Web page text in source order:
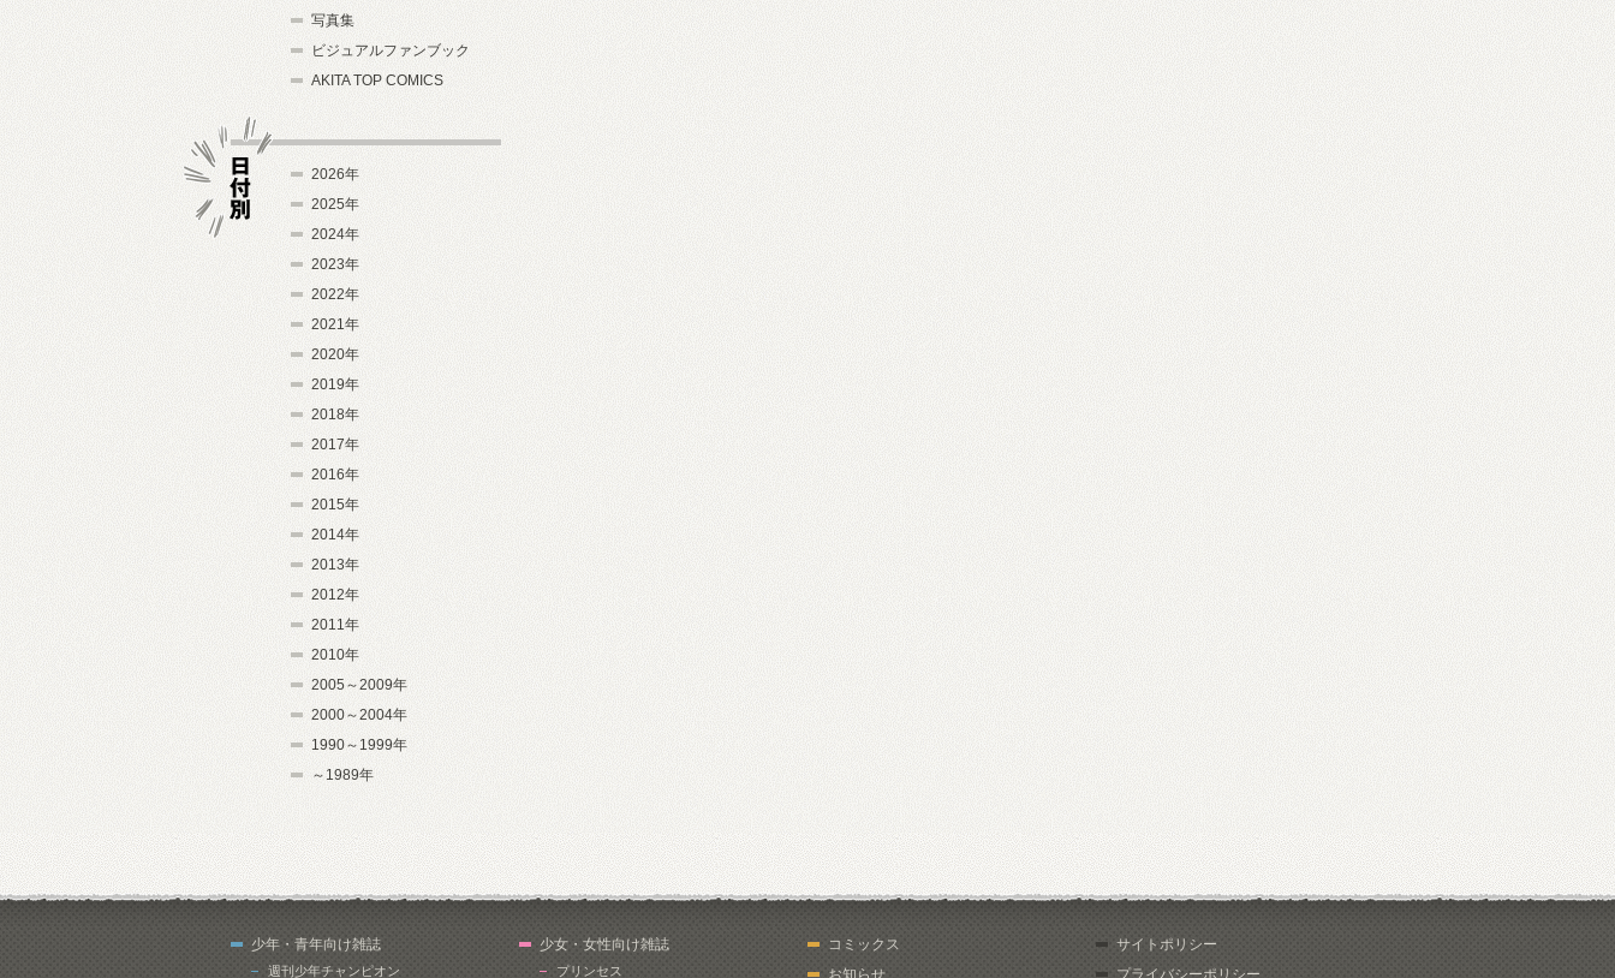
写真集
ビジュアルファンブック
AKITA TOP COMICS
2026年
2025年
2024年
2023年
2022年
2021年
2020年
2019年
2018年
2017年
2016年
2015年
2014年
2013年
2012年
2011年
2010年
2005～2009年
2000～2004年
1990～1999年
～1989年
少年・青年向け雑誌
週刊少年チャンピオン
少女・女性向け雑誌
プリンセス
コミックス
お知らせ
サイトポリシー
プライバシーポリシー